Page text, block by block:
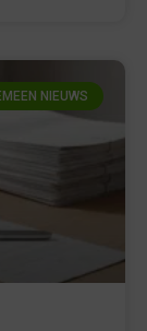
NIEUWS